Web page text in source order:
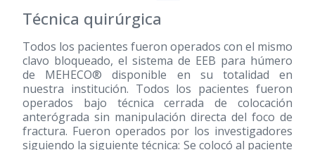
Técnica quirúrgica
Todos los pacientes fueron operados con el mismo
clavo bloqueado, el sistema de EEB para húmero
de MEHECO® disponible en su totalidad en
nuestra institución. Todos los pacientes fueron
operados bajo técnica cerrada de colocación
anterógrada sin manipulación directa del foco de
fractura. Fueron operados por los investigadores
siguiendo la siguiente técnica: Se colocó al paciente